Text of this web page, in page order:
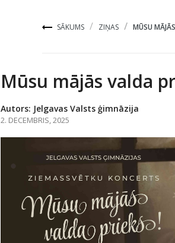
SĀKUMS ZIŅAS MŪSU
Mūsu mājās valda
Autors: Jelgavas Valsts ģimnāzija
2. DECEMBRIS, 2025